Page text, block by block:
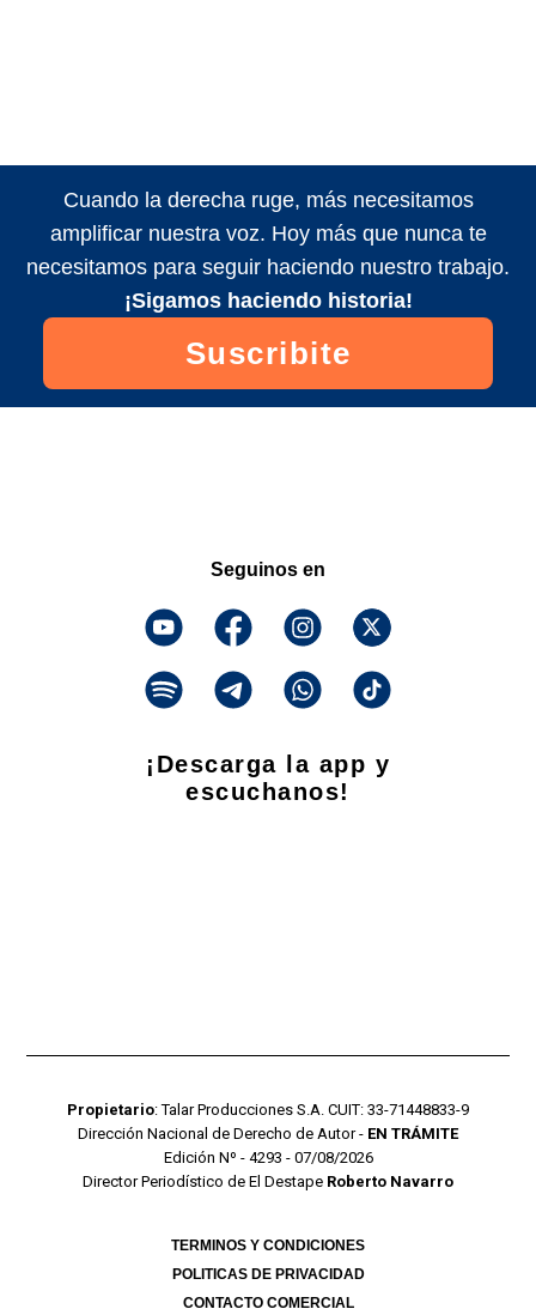
Cuando la derecha ruge, más necesitamos
amplificar nuestra voz. Hoy más que nunca te
necesitamos para seguir haciendo nuestro trabajo.
¡Sigamos haciendo historia!
Suscribite
Seguinos en
¡Descarga la app y
escuchanos!
Propietario: Talar Producciones S.A. CUIT: 33-71448833-9
Dirección Nacional de Derecho de Autor - EN TRÁMITE
Edición Nº - 4293 - 07/08/2026
Director Periodístico de El Destape Roberto Navarro
TERMINOS Y CONDICIONES
POLITICAS DE PRIVACIDAD
CONTACTO COMERCIAL